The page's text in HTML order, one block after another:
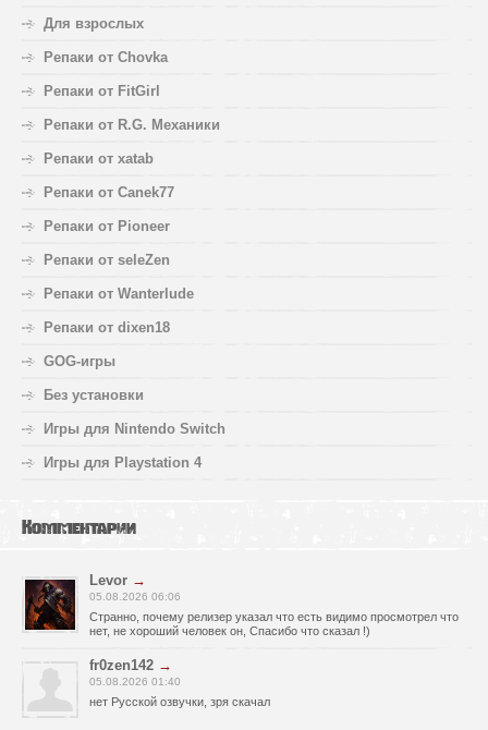
Для взрослых
Репаки от Chovka
Репаки от FitGirl
Репаки от R.G. Механики
Репаки от xatab
Репаки от Canek77
Репаки от Pioneer
Репаки от seleZen
Репаки от Wanterlude
Репаки от dixen18
GOG-игры
Без установки
Игры для Nintendo Switch
Игры для Playstation 4
Комментарии
Levor →
05.08.2026 06:06
Странно, почему релизер указал что есть видимо просмотрел что
нет, не хороший человек он, Спасибо что сказал !)
fr0zen142 →
05.08.2026 01:40
нет Русской озвучки, зря скачал